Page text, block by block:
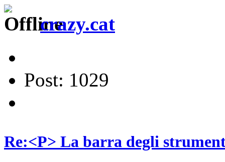
crazy.cat
Post: 1029
Re:<P> La barra degli